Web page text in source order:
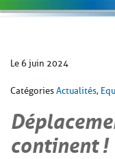
Le 6 juin 2024
Catégories Actualités,
continent !